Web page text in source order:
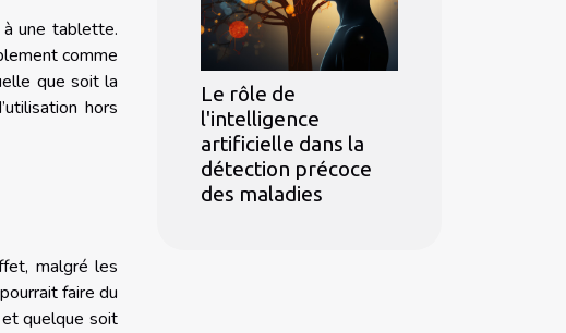
à une tablette.
comme
que soit la
hors
malgré les
faire du
quelque soit
Le rôle de
l'intelligence
artificielle dans la
détection précoce
des maladies